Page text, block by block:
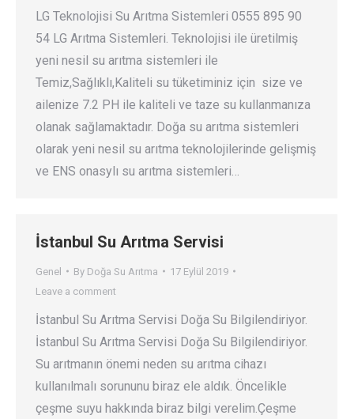
LG Teknolojisi Su Arıtma Sistemleri 0555 895 90
54 LG Arıtma Sistemleri. Teknolojisi ile üretilmiş
yeni nesil su arıtma sistemleri ile
Temiz,Sağlıklı,Kaliteli su tüketiminiz için size ve
ailenize 7.2 PH ile kaliteli ve taze su kullanmanıza
olanak sağlamaktadır. Doğa su arıtma sistemleri
olarak yeni nesil su arıtma teknolojilerinde gelişmiş
ve ENS onasylı su arıtma sistemleri…
İstanbul Su Arıtma Servisi
Genel By Doğa Su Arıtma
17 Eylül 2019
Leave a comment
İstanbul Su Arıtma Servisi Doğa Su Bilgilendiriyor.
İstanbul Su Arıtma Servisi Doğa Su Bilgilendiriyor.
Su arıtmanın önemi neden su arıtma cihazı
kullanılmalı sorununu biraz ele aldık. Öncelikle
çeşme suyu hakkında biraz bilgi verelim.Çeşme